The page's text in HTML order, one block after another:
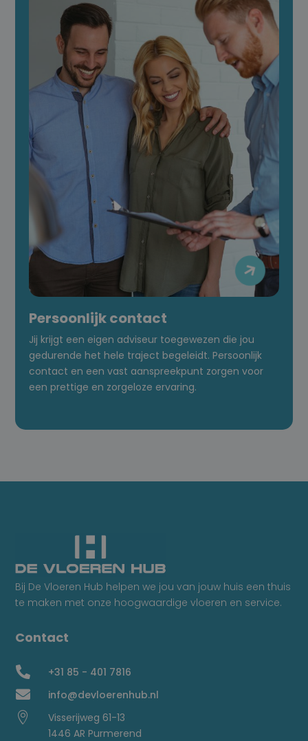

Persoonlijk contact
Jij krijgt een eigen adviseur toegewezen die jou
gedurende het hele traject begeleidt. Persoonlijk
contact en een vast aanspreekpunt zorgen voor
een prettige en zorgeloze ervaring.
Bij De Vloeren Hub helpen we jou van jouw huis een thuis
te maken met onze hoogwaardige vloeren en service.
Contact
 +31 85 - 401 7816
 info@devloerenhub.nl

Visserijweg 61-13
1446 AR Purmerend